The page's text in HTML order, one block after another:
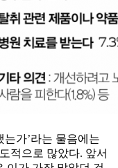
가’라는 물음에는
적으로 많았다. 앞서